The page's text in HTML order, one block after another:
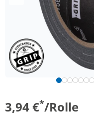
3,94 €*/Rolle
Menge